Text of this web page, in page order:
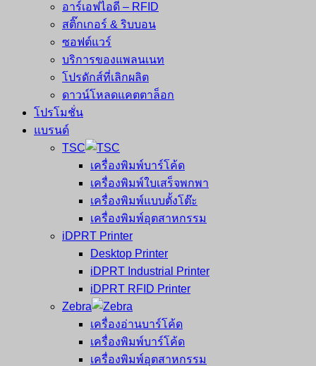
อาร์เอฟไอดี – RFID
สติ๊กเกอร์ & ริบบอน
ซอฟต์แวร์
บริการของแพลนเนท
โปรดักส์ที่เลิกผลิต
ดาวน์โหลดแคตตาล็อก
โปรโมชั่น
แบรนด์
TSC
เครื่องพิมพ์บาร์โค้ด
เครื่องพิมพ์ใบเสร็จพกพา
เครื่องพิมพ์แบบตั้งโต๊ะ
เครื่องพิมพ์อุตสาหกรรม
iDPRT Printer
Desktop Printer
iDPRT Industrial Printer
iDPRT RFID Printer
Zebra
เครื่องอ่านบาร์โค้ด
เครื่องพิมพ์บาร์โค้ด
เครื่องพิมพ์อุตสาหกรรม